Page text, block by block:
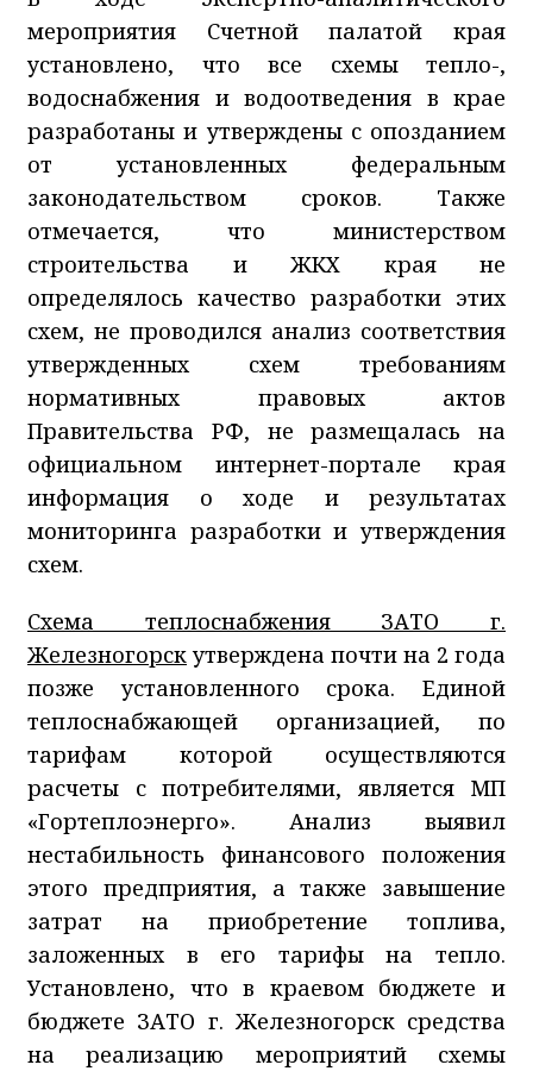
мероприятия Счетной палатой края
установлено, что все схемы тепло-,
водоснабжения и водоотведения в крае
разработаны и утверждены с опозданием
от установленных федеральным
законодательством сроков. Также
отмечается, что министерством
строительства и ЖКХ края не
определялось качество разработки этих
схем, не проводился анализ соответствия
утвержденных схем требованиям
нормативных правовых актов
Правительства РФ, не размещалась на
официальном интернет-портале края
информация о ходе и результатах
мониторинга разработки и утверждения
схем.
Схема теплоснабжения ЗАТО г.
Железногорскутверждена почти на 2 года
позже установленного срока. Единой
теплоснабжающей организацией, по
тарифам которой осуществляются
расчеты с потребителями, является МП
«Гортеплоэнерго». Анализ выявил
нестабильность финансового положения
этого предприятия, а также завышение
затрат на приобретение топлива,
заложенных в его тарифы на тепло.
Установлено, что в краевом бюджете и
бюджете ЗАТО г. Железногорск средства
на реализацию мероприятий схемы